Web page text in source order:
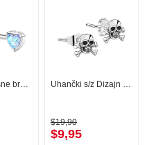
Barbel za prsne bradavice Uhančki s/z Dizajn lobanja
$19,90
$9,95